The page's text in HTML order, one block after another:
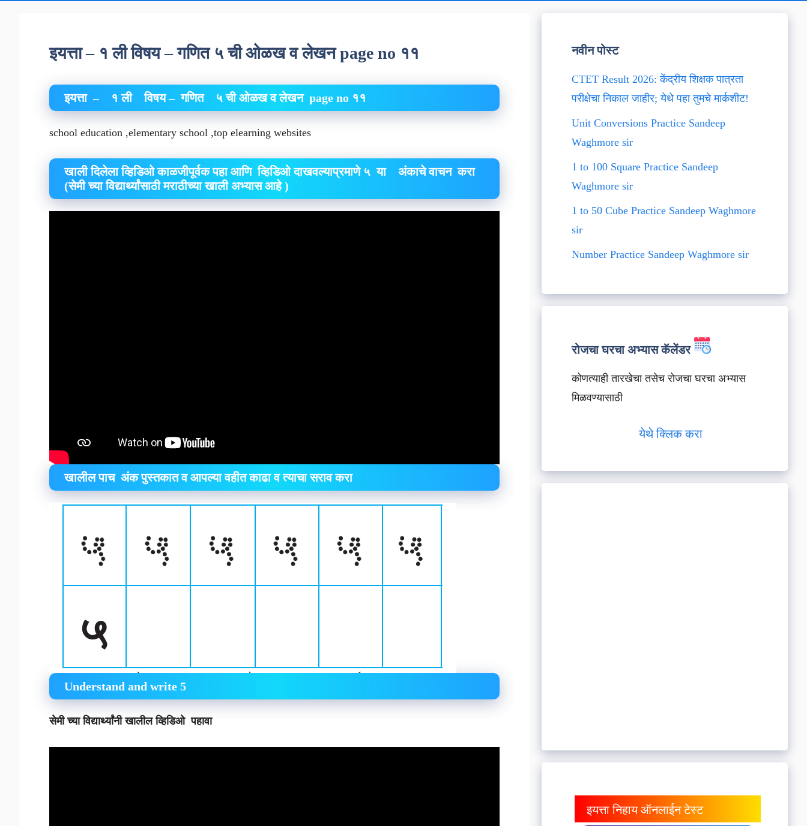
इयत्ता – १ ली विषय – गणित ५ ची ओळख व लेखन page no ११
इयत्ता – १ ली विषय – गणित ५ ची ओळख व लेखन page no ११
school education ,elementary school ,top elearning websites
खाली दिलेला व्हिडिओ काळजीपूर्वक पहा आणि व्हिडिओ दाखवल्याप्रमाणे ५ या अंकाचे वाचन करा
(सेमी च्या विद्यार्थ्यांसाठी मराठीच्या खाली अभ्यास आहे )
खालील पाच अंक पुस्तकात व आपल्या वहीत काढा व त्याचा सराव करा
Understand and write 5
सेमी च्या विद्यार्थ्यांनी खालील व्हिडिओ पहावा
नवीन पोस्ट
CTET Result 2026: केंद्रीय शिक्षक पात्रता
परीक्षेचा निकाल जाहीर; येथे पहा तुमचे मार्कशीट!
Unit Conversions Practice Sandeep
Waghmore sir
1 to 100 Square Practice Sandeep
Waghmore sir
1 to 50 Cube Practice Sandeep Waghmore
sir
Number Practice Sandeep Waghmore sir
रोजचा घरचा अभ्यास कॅलेंडर
कोणत्याही तारखेचा तसेच रोजचा घरचा अभ्यास
मिळवण्यासाठी
येथे क्लिक करा
इयत्ता निहाय ऑनलाईन टेस्ट